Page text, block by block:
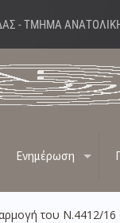
- ΤΜΗΜΑ
Ενημέρωση
του Ν.4412/16